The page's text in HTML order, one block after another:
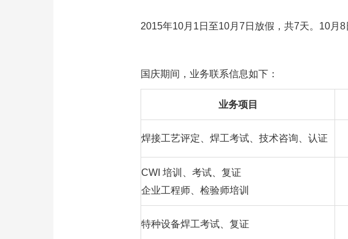
2015年10月1日至10月7日放假，共7天。10月
国庆期间，业务联系信息如下：
业务项目
焊接工艺评定、焊工考试、技术咨询、认证
CWI 培训、考试、复证
企业工程师、检验师培训
特种设备焊工考试、复证